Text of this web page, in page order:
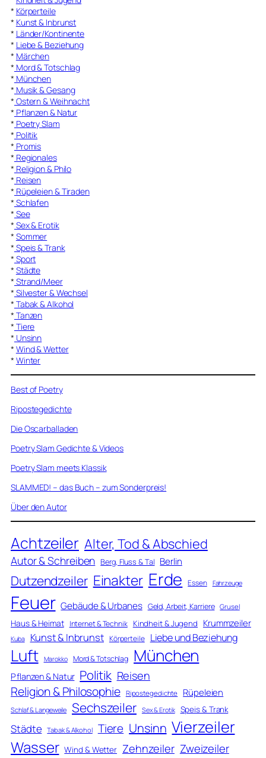
* Körperteile
* Kunst & Inbrunst
* Länder/Kontinente
* Liebe & Beziehung
* Märchen
* Mord & Totschlag
* München
* Musik & Gesang
* Ostern & Weihnacht
* Pflanzen & Natur
* Poetry Slam
* Politik
* Promis
* Regionales
* Religion & Philo
* Reisen
* Rüpeleien & Tiraden
* Schlafen
* See
* Sex & Erotik
* Sommer
* Speis & Trank
* Sport
* Städte
* Strand/Meer
* Silvester & Wechsel
* Tabak & Alkohol
* Tanzen
* Tiere
* Unsinn
* Wind & Wetter
* Winter
Best of Poetry
Ripostegedichte
Die Oscarballaden
Poetry Slam Gedichte & Videos
Poetry Slam meets Klassik
SLAMMED! – das Buch – zum Sonderpreis!
Über den Autor
Achtzeiler Alter, Tod & Abschied
Autor & Schreiben Berg, Fluss & Tal Berlin
Dutzendzeiler Einakter Erde Essen Fahrzeuge
Feuer Gebäude & Urbanes Geld, Arbeit, Karriere Grusel
Haus & Heimat Internet & Technik Kindheit & Jugend Krummzeiler
Kuba Kunst & Inbrunst Körperteile Liebe und Beziehung
Luft Marokko Mord & Totschlag München
Pflanzen & Natur Politik Reisen
Religion & Philosophie Ripostegedichte Rüpeleien
Schlaf & Langeweile Sechszeiler Sex & Erotik Speis & Trank
Städte Tabak & Alkohol Tiere Unsinn Vierzeiler
Wasser Wind & Wetter Zehnzeiler Zweizeiler